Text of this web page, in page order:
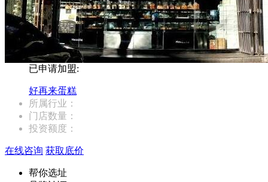
已申请加盟:
好再来蛋糕
所属行业：
门店数量：
投资额度：
在线咨询 获取底价
帮你选址